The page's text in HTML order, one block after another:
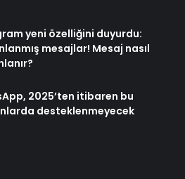
yeni özelliğini duyurdu:
mesajlar! Mesaj nasıl
2025’ten itibaren bu
desteklenmeyecek